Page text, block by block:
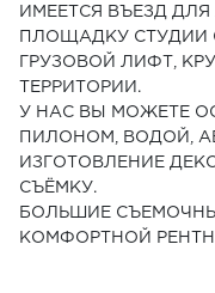
ИМЕЕТСЯ ВЪЕЗД
ПЛОЩАДКУ СТУДИИ
ГРУЗОВОЙ ЛИФТ,
ТЕРРИТОРИИ.
У НАС ВЫ МОЖЕТЕ
ПИЛОНОМ, ВОДОЙ,
ИЗГОТОВЛЕНИЕ
СЪЁМКУ.
БОЛЬШИЕ
КОМФОРТНОЙ